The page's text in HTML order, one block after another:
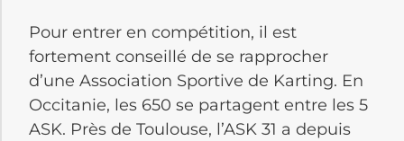
Pour entrer en compétition, il est
fortement conseillé de se rapprocher
d’une Association Sportive de Karting. En
Occitanie, les 650 se partagent entre les 5
ASK. Près de Toulouse, l’ASK 31 a depuis